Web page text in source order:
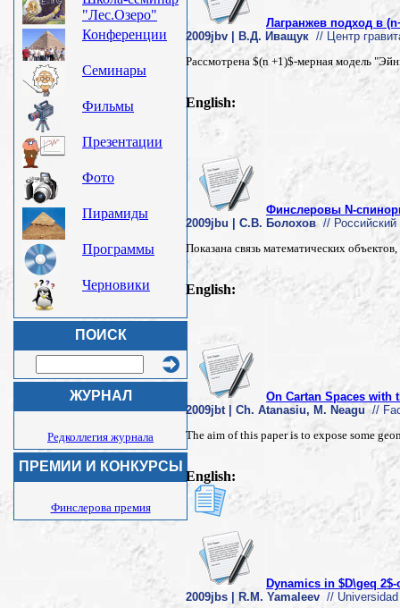
"Лес.Озеро"
Конференции
Семинары
Фильмы
Презентации
Фото
Пирамиды
Программы
Черновики
ПОИСК
ЖУРНАЛ
Редколлегия журнала
ПРЕМИИ И КОНКУРСЫ
Финслерова премия
Лагранжев подход в
2009jbv | В.Д. Иващук // Центр
Рассмотрена $(n +1)$-мерная модель
English:
Финслеровы N-
2009jbu | С.В. Болохов// Российский
Показана связь математических
English:
On Cartan Spaces with
2009jbt | Ch. Atanasiu, M. Neagu //
The aim of this paper is to expose some
English:
Dynamics in $D\geq
2009jbs | R.M. Yamaleev //